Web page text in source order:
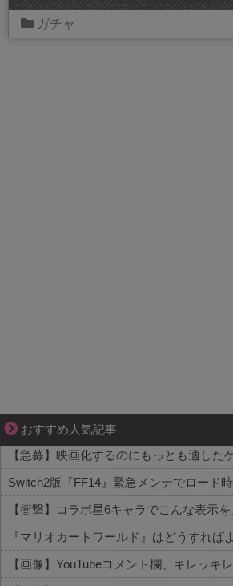
ガチャ
おすすめ人気記事
妻が嫌すぎて壊れていった、ある夫の現実
【急募】映画化するのにもっとも適した
Switch2版『FF14』緊急メンテでロード
【衝撃】コラボ星6キャラでこんな表示
『マリオカートワールド』はどうすれば
【画像】YouTubeコメント欄、キレッキレ